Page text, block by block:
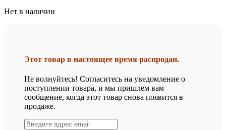
Нет в наличии
Этот товар в настоящее время распродан.
Не волнуйтесь! Согласитесь на уведомление о
поступлении товара, и мы пришлем вам
сообщение, когда этот товар снова появится в
продаже.